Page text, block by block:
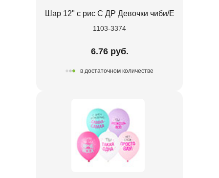
Шар 12" с рис С ДР Девочки чиби/E
1103-3374
6.76 руб.
в достаточном количестве